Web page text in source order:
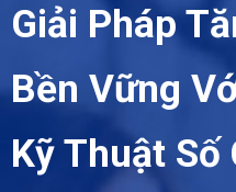
Giải Pháp
Bền Vững
Kỹ Thuật Số